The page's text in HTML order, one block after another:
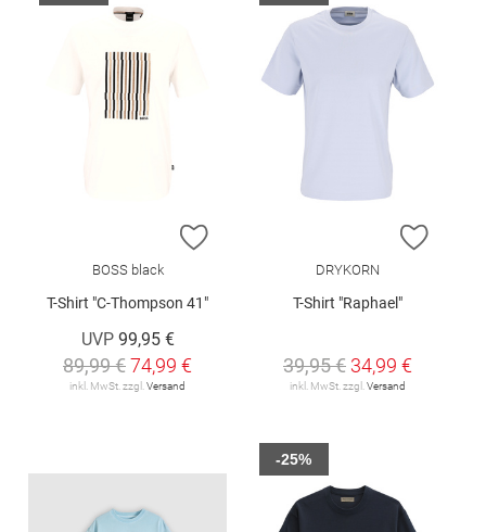
ZUR WUNSCHLISTE HINZUFÜGEN
BOSS black
T-Shirt "C-Thompson 41"
UVP 99,95 €
89,99 €74,99 €
inkl. MwSt. zzgl. Versand
ZUR
DRYKORN
T-Shirt "Raphael"
39,95 € 34,99 €
inkl. MwSt. zzgl. Versand
-25%